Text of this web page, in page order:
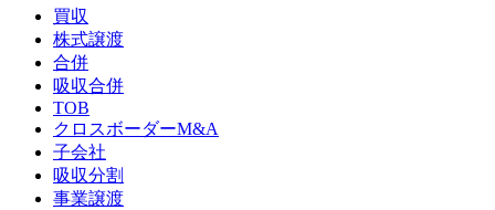
買収
株式譲渡
合併
吸収合併
TOB
クロスボーダーM&A
子会社
吸収分割
事業譲渡